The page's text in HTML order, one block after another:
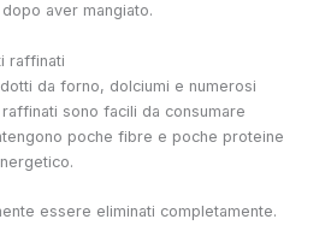
aver mangiato.
raffinati
da forno, dolciumi e numerosi
sono facili da consumare
poche fibre e poche proteine
essere eliminati completamente.